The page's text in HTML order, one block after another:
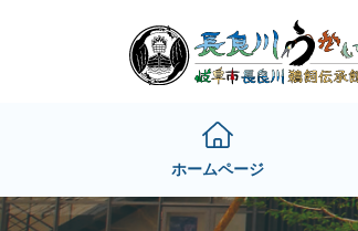
ホームページ